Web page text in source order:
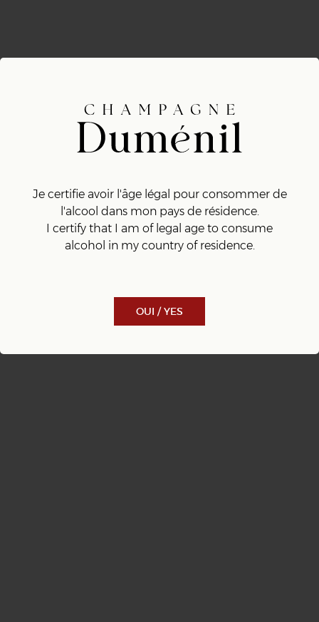
« Nos champagnes visent l’équilibre par
arômes sont fruités et frais par nature,
gourmands et mature par passion et respect
du temps. »
Je certifie avoir l'âge légal pour consommer de
l'alcool dans mon pays de résidence.
I certify that I am of legal age to consume
alcohol in my country of residence.
OUI / YES